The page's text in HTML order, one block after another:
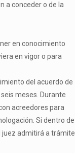
a conceder o de la
en conocimiento
en vigor o para
del acuerdo de
meses. Durante
acreedores para
Si dentro de
juez admitirá a trámite